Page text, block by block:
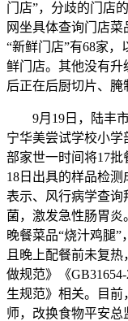
门店”，分歧的门店
网坐具体查询门店
“新鲜门店”有68家
鲜门店。其他没有升
后正在后厨切片、腌
9月19日，陆丰市
宁华美尝试学校小
部家世一时间将17批
18日出具的样品检
表示、风行病学查询
菌，激发急性肠胃炎
晚餐菜品“烧汁鸡腿”
且晚上配餐前未复
做规范》《
生规范》相关。目
师，改换食物平安